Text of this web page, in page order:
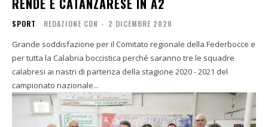
SPORT REDAZIONE CDN - 2 DICEMBRE 2020
Grande soddisfazione per il Comitato regionale della Federbocce e
per tutta la Calabria boccistica perché saranno tre le squadre
calabresi ai nastri di partenza della stagione 2020 - 2021 del
campionato nazionale...